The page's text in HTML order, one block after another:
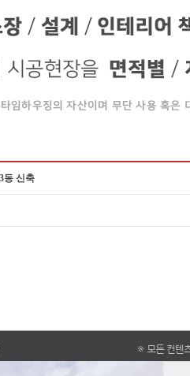
동 신축